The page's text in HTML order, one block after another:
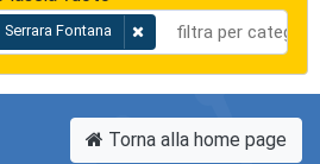
Serrara Fontana
Torna alla home page